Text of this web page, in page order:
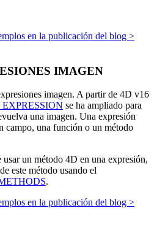
en la publicación del blog >
IMAGEN
imagen. A partir de 4D v16
EXPRESSION se ha ampliado para
una imagen. Una expresión
campo, una función o un método
usar un método 4D en una expresión,
este método usando el
.
en la publicación del blog >